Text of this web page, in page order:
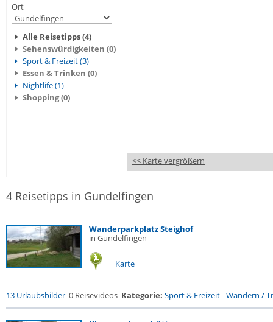
Ort
Alle Reisetipps (4)
Sehenswürdigkeiten (0)
Sport & Freizeit (3)
Essen & Trinken (0)
Nightlife (1)
Shopping (0)
<< Karte vergrößern
4 Reisetipps in Gundelfingen
Wanderparkplatz Steighof
in Gundelfingen
Karte
13 Urlaubsbilder 0 Reisevideos Kategorie: Sport & Freizeit-Wandern /